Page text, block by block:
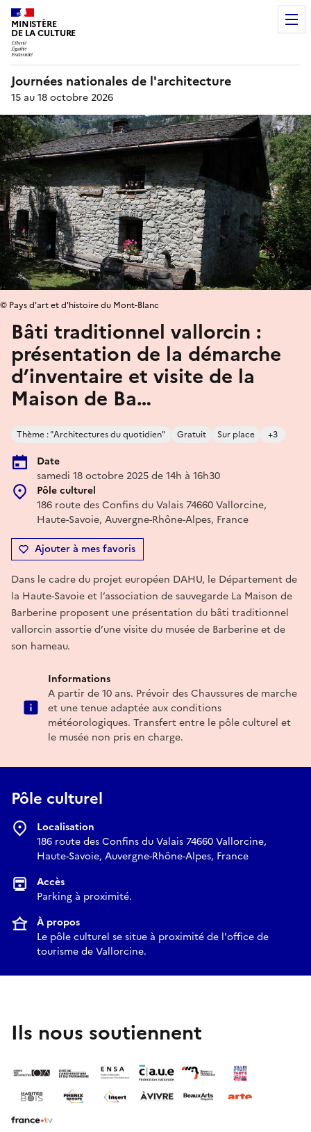
MINISTÈRE
DE LA CULTURE
Journées nationales de l'architecture
15 au 18 octobre 2026
Bâti traditionnel vallorcin :
présentation de la démarche
d’inventaire et visite de la
Maison de Ba…
Thème : "Architectures du quotidien" Gratuit Sur place +3
Date
samedi 18 octobre 2025 de 14h à 16h30
Pôle culturel
186 route des Confins du Valais 74660 Vallorcine,
Haute-Savoie, Auvergne-Rhône-Alpes, France
Ajouter à mes favoris
© Pays d'art et d'histoire du Mont-Blanc
Dans le cadre du projet européen DAHU, le Département de
la Haute-Savoie et l’association de sauvegarde La Maison de
Barberine proposent une présentation du bâti traditionnel
vallorcin assortie d’une visite du musée de Barberine et de
son hameau.
Informations
A partir de 10 ans. Prévoir des Chaussures de marche
et une tenue adaptée aux conditions
météorologiques. Transfert entre le pôle culturel et
le musée non pris en charge.
Pôle culturel
Localisation
186 route des Confins du Valais 74660 Vallorcine,
Haute-Savoie, Auvergne-Rhône-Alpes, France
Accès
Parking à proximité.
À propos
Le pôle culturel se situe à proximité de l'office de
tourisme de Vallorcine.
Ils nous soutiennent